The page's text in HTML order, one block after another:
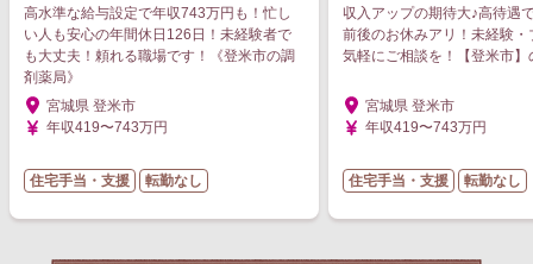
高水準な給与設定で年収743万円も！忙し
い人も安心の年間休日126日！未経験者で
も大丈夫！頼れる職場です！《登米市の調
剤薬局》
宮城県 登米市
年収419〜743万円
住宅手当・支援 転勤なし
収入アップの期待大♪高待遇
前後のお休みアリ！未経験・
気軽にご相談を！【登米市】
宮城県 登米市
年収419〜743万円
住宅手当・支援 転勤なし